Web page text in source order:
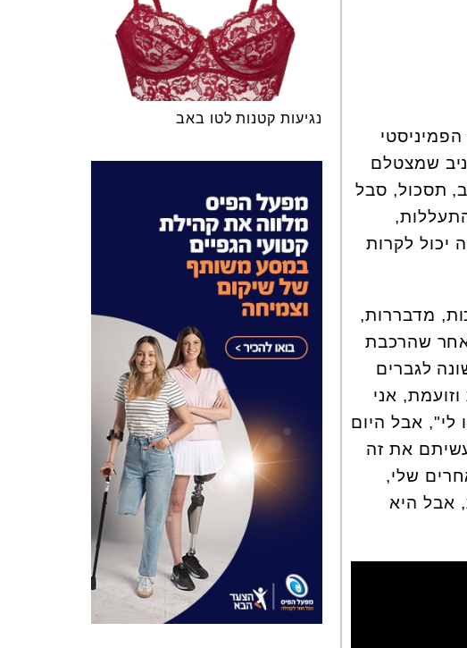
שמצטלם
תסכול, סבל
יכול לקרות
מדבררות,
שהרכבת
לגברים
אני
לי", אבל היום
את זה
שלי,
אבל היא
נגיעות קטנות לטו באב